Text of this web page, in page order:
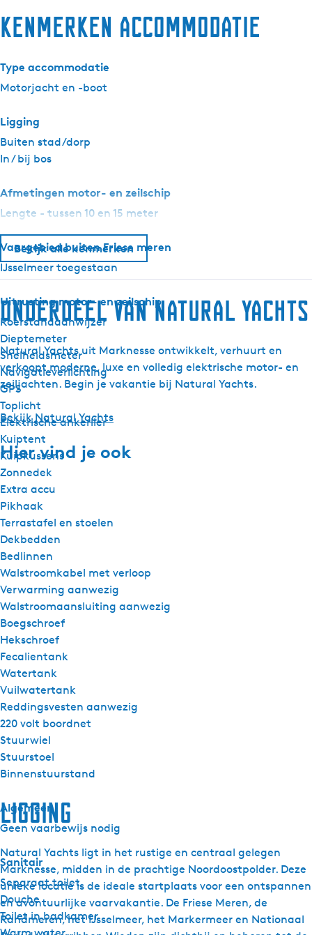
Kenmerken accommodatie
Type accommodatie
Motorjacht en -boot
Ligging
Buiten stad/dorp
In / bij bos
Afmetingen motor- en zeilschip
Lengte - tussen 10 en 15 meter
Vaargebied buiten Friese meren
IJsselmeer toegestaan
Uitrusting motor- en zeilschip
Roerstandaanwijzer
Dieptemeter
Snelheidsmeter
Navigatieverlichting
GPS
Toplicht
Elektrische ankerlier
Kuiptent
Kuipkussens
Zonnedek
Extra accu
Pikhaak
Terrastafel en stoelen
Dekbedden
Bedlinnen
Walstroomkabel met verloop
Verwarming aanwezig
Walstroomaansluiting aanwezig
Boegschroef
Hekschroef
Fecalientank
Watertank
Vuilwatertank
Reddingsvesten aanwezig
220 volt boordnet
Stuurwiel
Stuurstoel
Binnenstuurstand
Algemeen
Geen vaarbewijs nodig
Sanitair
Separaat toilet
Douche
Toilet in badkamer
Bekijk alle kenmerken
Onderdeel van Natural Yachts
Natural Yachts uit Marknesse ontwikkelt, verhuurt en
verkoopt moderne, luxe en volledig elektrische motor- en
zeiljachten. Begin je vakantie bij Natural Yachts.
Bekijk Natural Yachts
Hier vind je ook
Ligging
Natural Yachts ligt in het rustige en centraal gelegen
Marknesse, midden in de prachtige Noordoostpolder. Deze
unieke locatie is de ideale startplaats voor een ontspannen
en avontuurlijke vaarvakantie. De Friese Meren, de
Randmeren, het IJsselmeer, het Markermeer en Nationaal